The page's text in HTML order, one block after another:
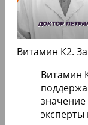
Витамин К2.
Витамин
эксперты